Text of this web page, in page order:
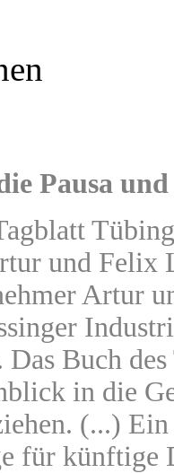
Pausa
und Felix
Artur
Das Buch
in die
(...)
für künftige